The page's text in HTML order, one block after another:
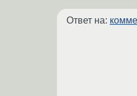
Ответ на: